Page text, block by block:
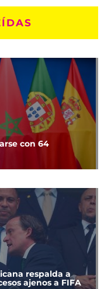
con 64
respalda a
ajenos a FIFA